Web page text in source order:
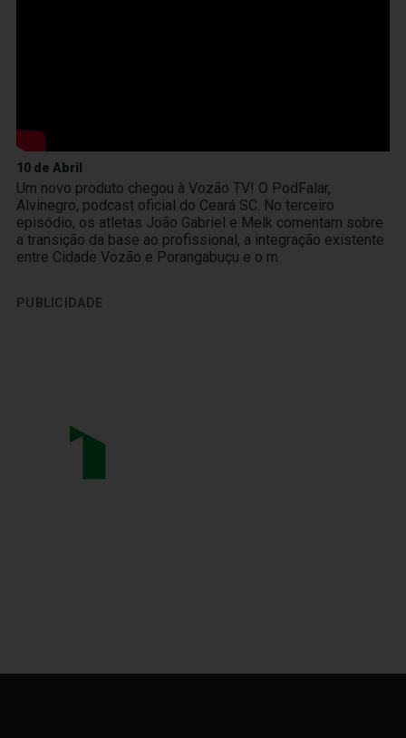
10 de Abril
Um novo produto chegou à Vozão TV! O PodFalar,
Alvinegro, podcast oficial do Ceará SC. No terceiro
episódio, os atletas João Gabriel e Melk comentam sobre
a transição da base ao profissional, a integração existente
entre Cidade Vozão e Porangabuçu e o m
PUBLICIDADE